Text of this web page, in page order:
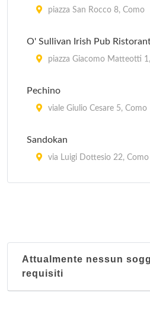
piazza San Rocco 8, Como
O' Sullivan Irish Pub
piazza Giacomo Matteotti
Pechino
viale Giulio Cesare 5, Como
Sandokan
via Luigi Dottesio 22, Como
Attualmente nessun
requisiti